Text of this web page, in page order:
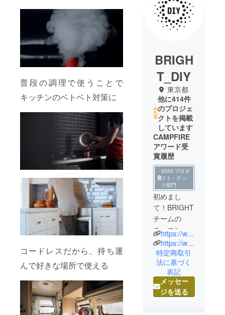
普段の調理で使うことで
キッチンのベトベト対策に
コードレスだから、持ち運
んで好きな場所で使える
BRIGH
T_DIY
東京都
他に414件
のプロジェ
クトを掲載
しています
CAMPFIRE
アワード受
賞履歴
2025 プロダ
クト・テッ
ク部門
初めまし
て！BRIGHT
チームの
ニュエンで
す。
中国の総合
家電メー
カー向けに
人気製品を
多数製造し
https://www.brightdiy.jp/
https://www.instagram.com/brightdiyjp/
特定商取引
法に基づく
表記
メッセー
ジを送る